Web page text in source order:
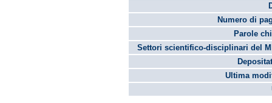
Numero di
Parole
Settori scientifico-disciplinari del
Ultima